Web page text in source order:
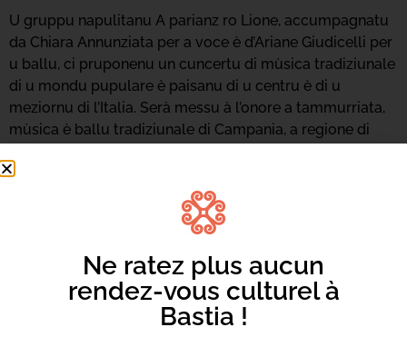
U gruppu napulitanu A parianz ro Lione, accumpagnatu
da Chiara Annunziata per a voce è d’Ariane Giudicelli per
u ballu, ci pruponenu un cuncertu di mùsica tradiziunale
di u mondu pupulare è paisanu di u centru è di u
meziornu di l’Italia. Serà messu à l’onore a tammurriata,
mùsica è ballu tradiziunale di Campania, a regione di
Ne ratez plus aucun
rendez-vous culturel à
Bastia !